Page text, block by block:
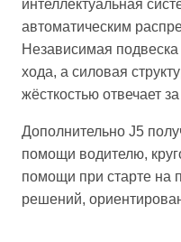
интеллектуальная
автоматическим
Независимая
хода, а силовая
жёсткостью отвечает
Дополнительно J5
помощи водителю,
помощи при старте на
решений,